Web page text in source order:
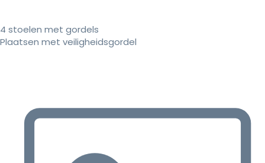
4 stoelen met gordels
Plaatsen met veiligheidsgordel